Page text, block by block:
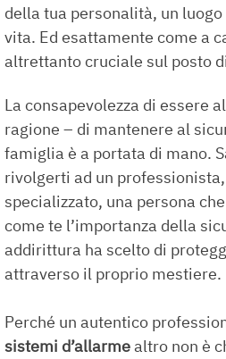
della tua personalità, un
vita. Ed esattamente come a
altrettanto cruciale sul posto
La consapevolezza di essere
ragione – di mantenere al
famiglia è a portata di mano.
rivolgerti ad un
specializzato, una persona
come te l’importanza della
addirittura ha scelto di
attraverso il proprio mestiere.
Perché un autentico
sistemi d’allarmealtro non è